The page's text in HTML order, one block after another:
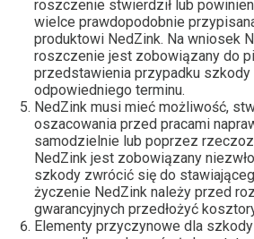
roszczenie stwierdził lub
wielce prawdopodobnie
produktowi NedZink. Na wniosek
roszczenie jest zobowiązany do
przedstawienia przypadku
odpowiedniego terminu.
NedZink musi mieć możliwość,
oszacowania przed pracami
samodzielnie lub poprzez
NedZink jest zobowiązany
szkody zwrócić się do
życzenie NedZink należy przed
gwarancyjnych przedłożyć
Elementy przyczynowe dla